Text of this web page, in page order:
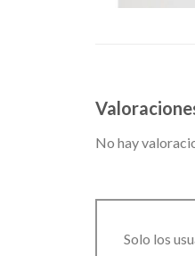
No hay
Solo los